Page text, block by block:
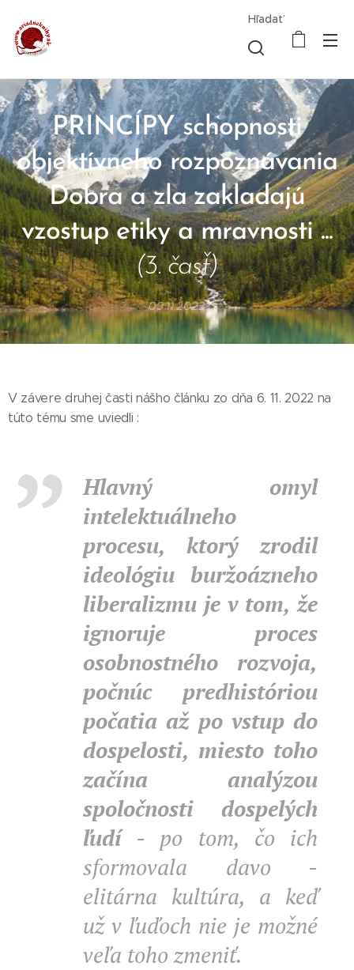
Hľadať
PRINCÍPY schopnosti
objektívneho rozpoznávania
Dobra a zla zakladajú
vzostup etiky a mravnosti ...
(3. časť)
09.11.2022
V závere druhej časti nášho článku zo dňa 6. 11. 2022 na
túto tému sme uviedli :
Hlavný omyl
intelektuálneho
procesu, ktorý zrodil
ideológiu buržoázneho
liberalizmu je v tom, že
ignoruje proces
osobnostného rozvoja,
počnúc predhistóriou
počatia až po vstup do
dospelosti, miesto toho
začína analýzou
spoločnosti dospelých
ľudí- po tom, čo ich
sformovala davo -
elitárna kultúra, a keď
už v ľuďoch nie je možné
veľa toho zmeniť.